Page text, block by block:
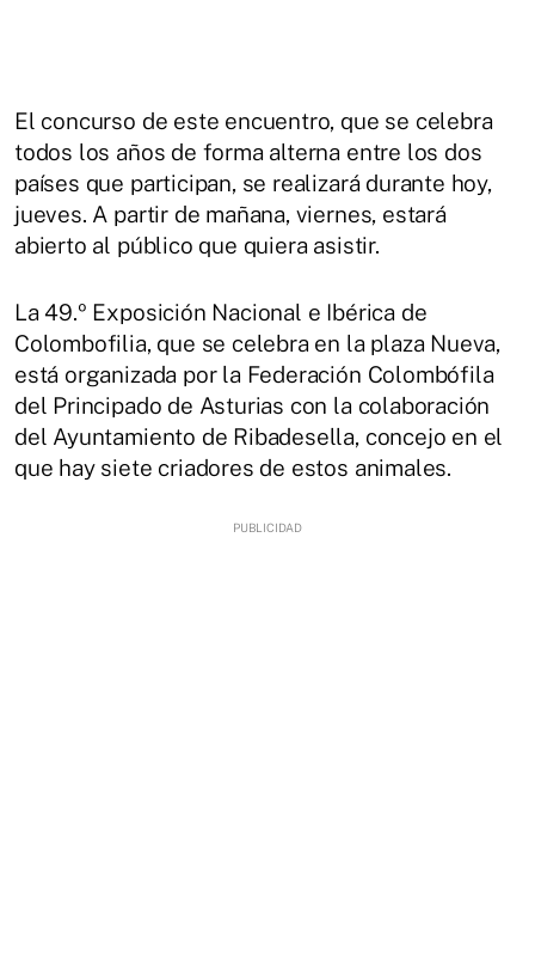
El concurso de este encuentro, que se celebra
todos los años de forma alterna entre los dos
países que participan, se realizará durante hoy,
jueves. A partir de mañana, viernes, estará
abierto al público que quiera asistir.
La 49.º Exposición Nacional e Ibérica de
Colombofilia, que se celebra en la plaza Nueva,
está organizada por la Federación Colombófila
del Principado de Asturias con la colaboración
del Ayuntamiento de Ribadesella, concejo en el
que hay siete criadores de estos animales.